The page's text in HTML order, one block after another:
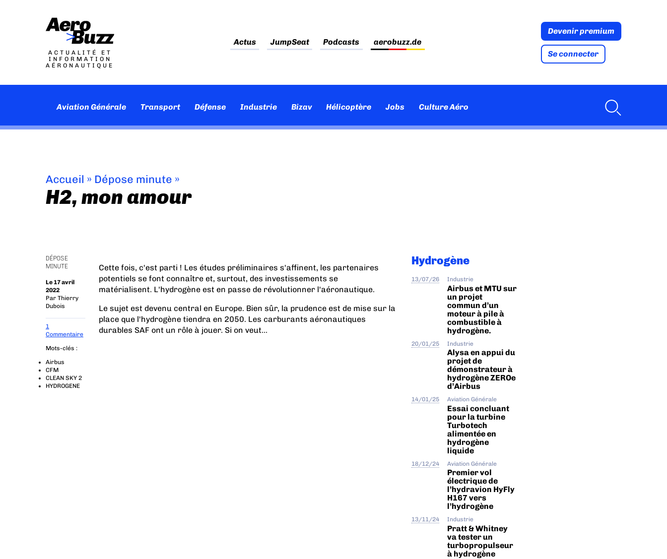
ACTUALITÉ ET
INFORMATION
AÉRONAUTIQUE
Actus JumpSeat Podcasts aerobuzz.de
Devenir premium
Se connecter
Aviation Générale Transport Défense Industrie Bizav Hélicoptère Jobs Culture Aéro
Accueil » Dépose minute »
H2, mon amour
DÉPOSE
MINUTE
Le 17 avril
2022
Par Thierry
Dubois
1
Commentaire
Mots-clés :
Airbus
CFM
CLEAN SKY 2
HYDROGENE
Cette fois, c'est parti ! Les études préliminaires s'affinent, les partenaires
potentiels se font connaître et, surtout, des investissements se
matérialisent. L'hydrogène est en passe de révolutionner l'aéronautique.
Le sujet est devenu central en Europe. Bien sûr, la prudence est de mise sur la
place que l'hydrogène tiendra en 2050. Les carburants aéronautiques
durables SAF ont un rôle à jouer. Si on veut...
Hydrogène
13/07/26 Industrie
Airbus et MTU sur
un projet
commun d’un
moteur à pile à
combustible à
hydrogène.
20/01/25 Industrie
Alysa en appui du
projet de
démonstrateur à
hydrogène ZEROe
d’Airbus
14/01/25 Aviation Générale
Essai concluant
pour la turbine
Turbotech
alimentée en
hydrogène
liquide
18/12/24 Aviation Générale
Premier vol
électrique de
l’hydravion HyFly
H167 vers
l’hydrogène
13/11/24 Industrie
Pratt & Whitney
va tester un
turbopropulseur
à hydrogène